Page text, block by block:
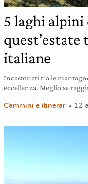
5 laghi alpini
quest’estate
italiane
Incastonati tra le
eccellenza. Meglio se
Cammini e itinerari 12